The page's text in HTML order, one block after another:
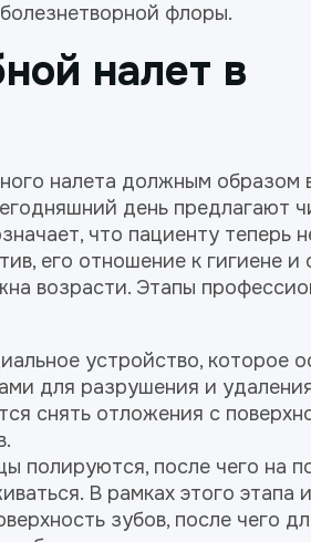
флоры.
налет в
налета должным
день предлагают
что пациенту теперь
его отношение к гигиене и
возрасти. Этапы
устройство, которое
для разрушения и
снять отложения с
полируются, после чего на
В рамках этого этапа
зубов, после чего